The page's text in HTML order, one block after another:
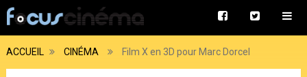
ACCUEIL CINÉMA Film X en 3D pour Marc Dorcel